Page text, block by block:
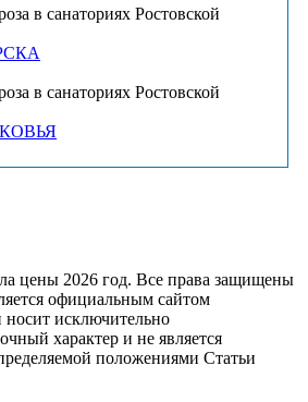
цены 2026 год. Все права защищены
официальным сайтом
исключительно
характер и не является
положениями Статьи